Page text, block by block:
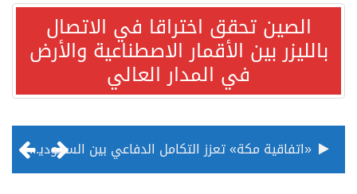
الصين تحقق اختراقا في الاتصال
بالليزر بين الأقمار الاصطناعية والأرض
في المدار العالي
«اتفاقية مكة» تعزز التكامل الدفاعي بين السعودية وتركيا وباكستان